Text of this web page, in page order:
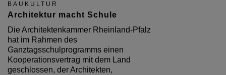
BAUKULTUR
Architektur macht Schule
Die Architektenkammer Rheinland-Pfalz
hat im Rahmen des
Ganztagsschulprogramms einen
Kooperationsvertrag mit dem Land
geschlossen, der Architekten,